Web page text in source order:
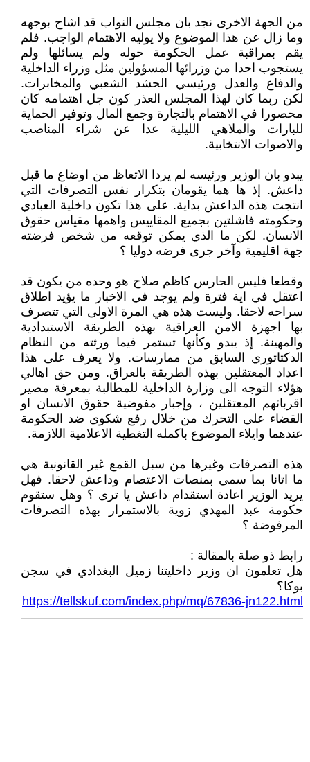
من الجهة الاخرى نجد بان مجلس النواب قد اشاح بوجهه
وما زال عن هذا الموضوع ولا يوليه الاهتمام الواجب. فلم
يقم بمراقبة عمل الحكومة حوله ولم يسائلها ولم
يستجوب احدا من وزرائها المسؤولين مثل وزراء الداخلية
والدفاع والعدل ورئيسي الحشد الشعبي والمخابرات.
لكن ربما كان لهذا المجلس العذر كون جل اهتمامه كان
محصورا في الاهتمام بالتجارة وجمع المال وتوفير الحماية
للبارات والملاهي الليلية عدا عن شراء المناصب
والاصوات الانتخابية.
يبدو بان الوزير ورئيسه لم يردا الاتعاظ من اوضاع ما قبل
داعش. إذ ها هما يقومان بتكرار نفس التصرفات التي
انتجت هذه الداعش بداية. على هذا تكون داخلية العبادي
وحكومته فاشلتين بجميع المقاييس واهمها مقياس حقوق
الانسان. لكن ما الذي يمكن توقعه من شخص فرضته
جهة اقليمية وآخر جرى فرضه دوليا ؟
وقطعا فليس الحارس كاظم صلاح هو وحده من يكون قد
اعتقل في اية فترة ولم يوجد في الاخبار ما يؤيد اطلاق
سراحه لاحقا. وليست هذه هي المرة الاولى التي تتصرف
بها اجهزة الامن العراقية بهذه الطريقة الاستبدادية
والمهينة. إذ يبدو وكأنها تستمر فيما ورثته من النظام
الدكتاتوري السابق من ممارسات. ولا يعرف على هذا
اعداد المعتقلين بهذه الطريقة بالعراق. ومن حق اهالي
هؤلاء التوجه الى وزارة الداخلية للمطالبة بمعرفة مصير
اقربائهم المعتقلين ، وإجبار مفوضية حقوق الانسان او
القضاء على التحرك من خلال رفع شكوى ضد الحكومة
عندهما وايلاء الموضوع باكمله التغطية الاعلامية اللازمة.
هذه التصرفات وغيرها من سبل القمع غير القانونية هي
ما اتانا بما سمي بمنصات الاعتصام وداعش لاحقا. فهل
يريد الوزير اعادة استقدام داعش يا ترى ؟ وهل ستقوم
حكومة عبد المهدي زوية بالاستمرار بهذه التصرفات
المرفوضة ؟
رابط ذو صلة بالمقالة :
هل تعلمون ان وزير داخليتنا زميل البغدادي في سجن
بوكا؟
https://tellskuf.com/index.php/mq/67836-jn122.html